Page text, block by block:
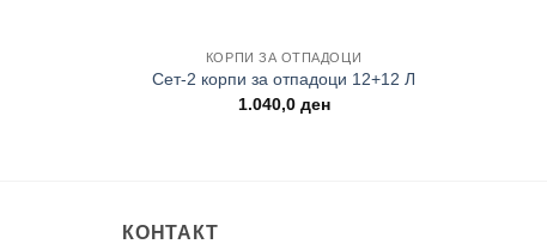
КОРПИ ЗА ОТПАДОЦИ
Сет-2 корпи за отпадоци 12+12 Л
1.040,0 ден
КОНТАКТ